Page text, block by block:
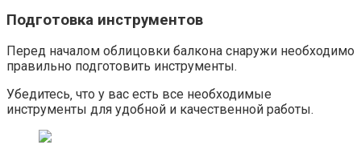
Подготовка инструментов
Перед началом облицовки балкона снаружи необходимо
правильно подготовить инструменты.​
Убедитесь‚ что у вас есть все необходимые
инструменты для удобной и качественной работы.​